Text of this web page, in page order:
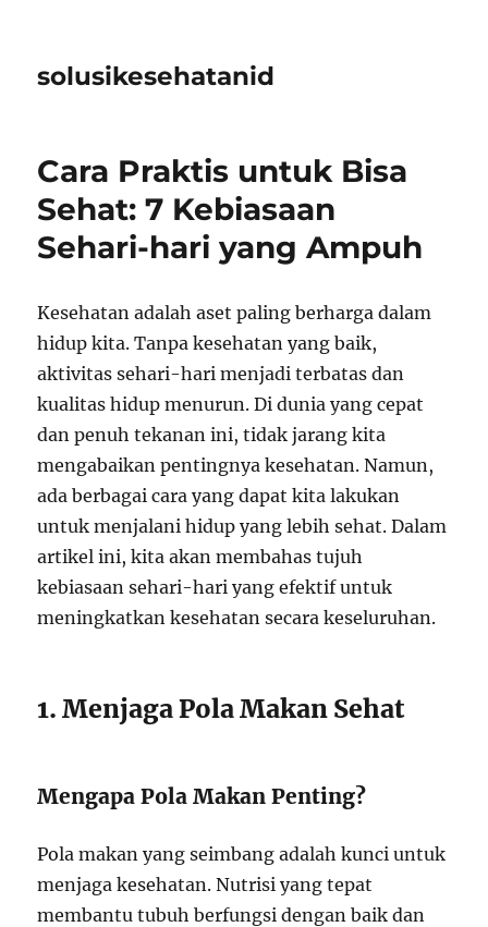
solusikesehatanid
Cara Praktis untuk Bisa
Sehat: 7 Kebiasaan
Sehari-hari yang Ampuh
Kesehatan adalah aset paling berharga dalam
hidup kita. Tanpa kesehatan yang baik,
aktivitas sehari-hari menjadi terbatas dan
kualitas hidup menurun. Di dunia yang cepat
dan penuh tekanan ini, tidak jarang kita
mengabaikan pentingnya kesehatan. Namun,
ada berbagai cara yang dapat kita lakukan
untuk menjalani hidup yang lebih sehat. Dalam
artikel ini, kita akan membahas tujuh
kebiasaan sehari-hari yang efektif untuk
meningkatkan kesehatan secara keseluruhan.
1. Menjaga Pola Makan Sehat
Mengapa Pola Makan Penting?
Pola makan yang seimbang adalah kunci untuk
menjaga kesehatan. Nutrisi yang tepat
membantu tubuh berfungsi dengan baik dan